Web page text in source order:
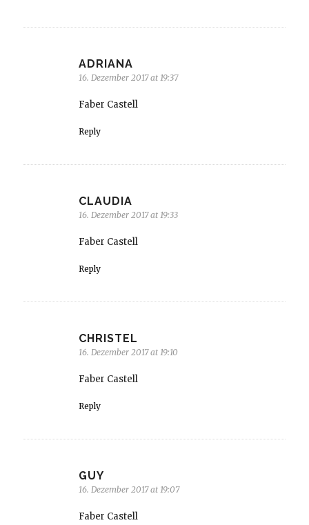
ADRIANA
16. Dezember 2017 at 19:37
Faber Castell
Reply
CLAUDIA
16. Dezember 2017 at 19:33
Faber Castell
Reply
CHRISTEL
16. Dezember 2017 at 19:10
Faber Castell
Reply
GUY
16. Dezember 2017 at 19:07
Faber Castell